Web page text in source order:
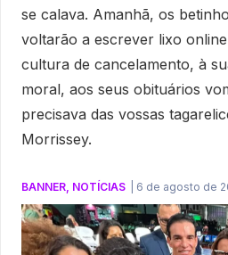
se calava. Amanhã, os
voltarão a escrever lixo
cultura de cancelamento, à
moral, aos seus obituários
precisava das vossas
Morrissey.
BANNER, NOTÍCIAS 6 de agosto de